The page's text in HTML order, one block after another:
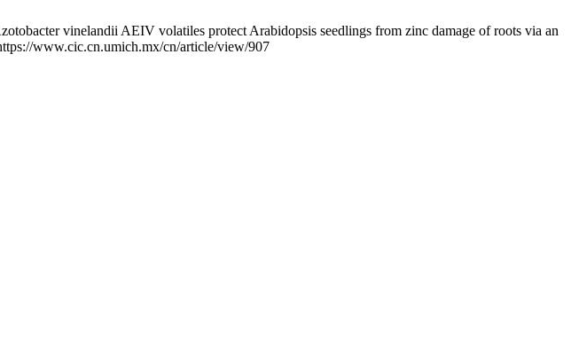
vinelandii AEIV volatiles protect Arabidopsis seedlings from zinc damage of roots via an
www.cic.cn.umich.mx/cn/article/view/907